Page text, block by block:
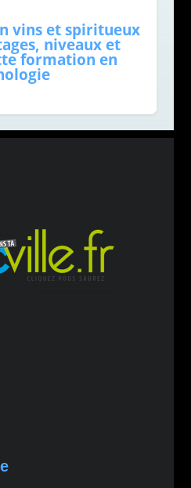
vins et spiritueux
niveaux et
formation en